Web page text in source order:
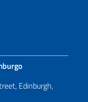
Edinburgh,